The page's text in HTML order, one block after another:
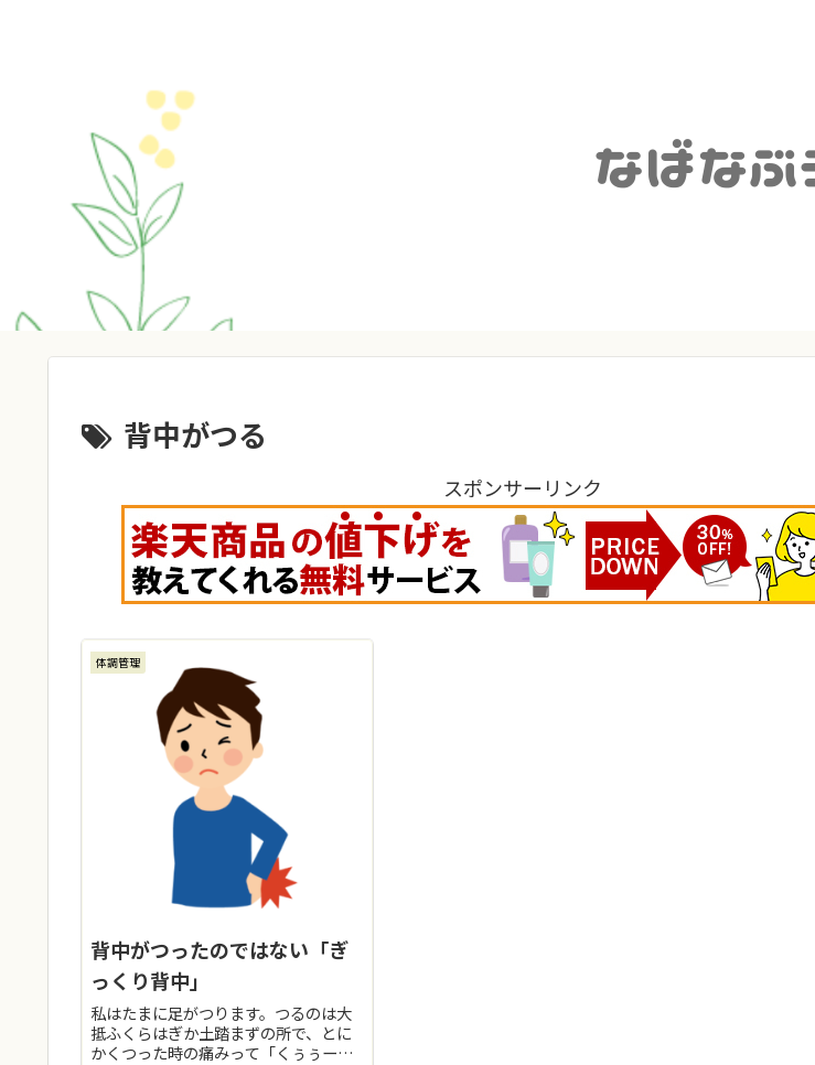
背中がつる
スポンサーリンク
体調管理
背中がつったのではない「ぎ
っくり背中」
私はたまに足がつります。つるのは大
抵ふくらはぎか土踏まずの所で、とに
かくつった時の痛みって「くぅぅー